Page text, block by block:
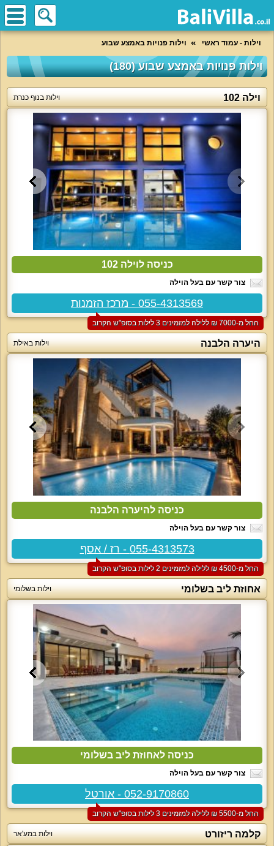
וילות - עמוד ראשי וילות פנויות באמצע שבוע
וילות פנויות באמצע שבוע (180)
וילה 102 וילות בנוף כנרת
כניסה לוילה 102
צור קשר עם בעל הוילה
055-4313569 - מרכז הזמנות
החל מ-‏7000 ₪ ללילה למזמינים 3 לילות בסופ"ש הקרוב
היערה הלבנה וילות באילת
כניסה להיערה הלבנה
צור קשר עם בעל הוילה
055-4313573 - רז / אסף
החל מ-‏4500 ₪ ללילה למזמינים 2 לילות בסופ"ש הקרוב
אחוזת ליב בשלומי וילות בשלומי
כניסה לאחוזת ליב בשלומי
צור קשר עם בעל הוילה
052-9170860 - אורטל
החל מ-‏5500 ₪ ללילה למזמינים 3 לילות בסופ"ש הקרוב
קלמה ריזורט וילות במע'אר